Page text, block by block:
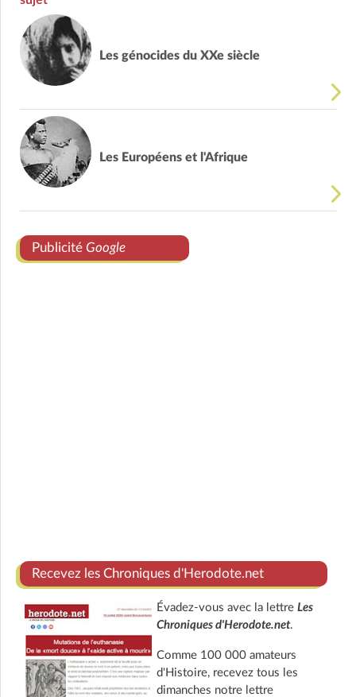
Les génocides du XXe siècle
Les Européens et l'Afrique
Publicité Google
Recevez les Chroniques d'Herodote.net
Évadez-vous avec la lettre Les
Chroniques d'Herodote.net.
Comme 100 000 amateurs
d'Histoire, recevez tous les
dimanches notre lettre